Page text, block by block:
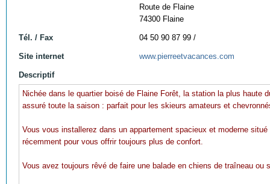
Route de Flaine
74300 Flaine
Tél. / Fax 04 50 90 87 99 /
Site internet www.pierreetvacances.com
Descriptif
Nichée dans le quartier boisé de Flaine Forêt, la station la plus
assuré toute la saison : parfait pour les skieurs amateurs et
Vous vous installerez dans un appartement spacieux et moderne
récemment pour vous offrir toujours plus de confort.
Vous avez toujours rêvé de faire une balade en chiens de traîneau